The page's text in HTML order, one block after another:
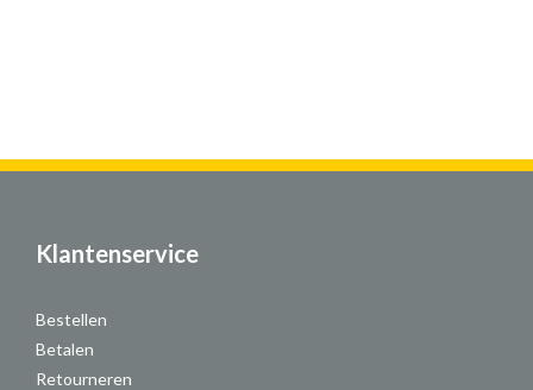
Klantenservice
Bestellen
Betalen
Retourneren